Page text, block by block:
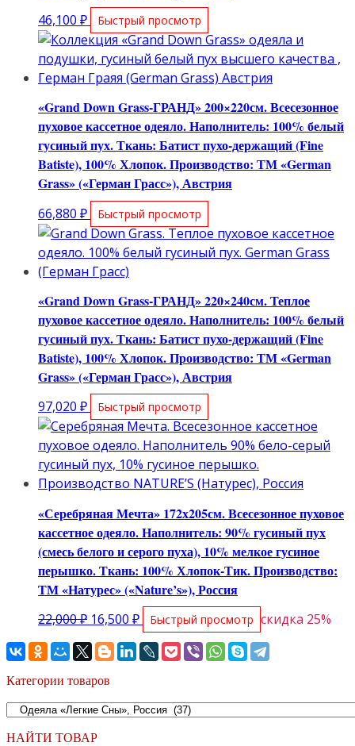
46,100 ₽ Быстрый просмотр
«Grand Down Grass-ГРАНД» 200×220см. Всесезонное
пуховое кассетное одеяло. Наполнитель: 100% белый
гусиный пух. Ткань: Батист пухо-держащий (Fine
Batiste), 100% Хлопок. Производство: ТМ «German
Grass» («Герман Грасс»), Австрия
66,880 ₽ Быстрый просмотр
«Grand Down Grass-ГРАНД» 220×240см. Теплое
пуховое кассетное одеяло. Наполнитель: 100% белый
гусиный пух. Ткань: Батист пухо-держащий (Fine
Batiste), 100% Хлопок. Производство: ТМ «German
Grass» («Герман Грасс»), Австрия
97,020 ₽ Быстрый просмотр
«Серебряная Мечта» 172х205см. Всесезонное пуховое
кассетное одеяло. Наполнитель: 90% гусиный пух
(смесь белого и серого пуха), 10% мелкое гусиное
перышко. Ткань: 100% Хлопок-Тик. Производство:
ТМ «Натурес» («Nature’s»), Россия
22,000₽ Первоначальная
составляла
22,000 ₽.
16,500 ₽Текущая
цена:
16,500 ₽.
Быстрый просмотр скидка 25%
Категории товаров
НАЙТИ ТОВАР